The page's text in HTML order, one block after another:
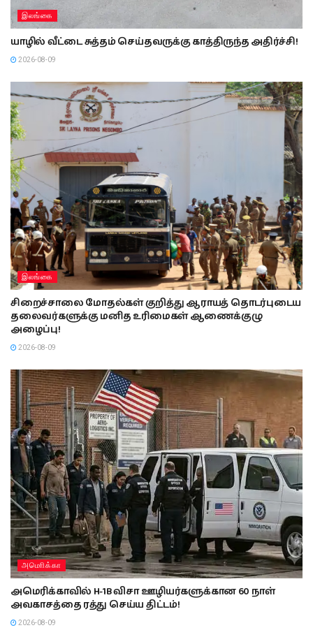
இலங்கை
யாழில் வீட்டை சுத்தம் செய்தவருக்கு காத்திருந்த அதிர்ச்சி!
2026-08-09
இலங்கை
சிறைச்சாலை மோதல்கள் குறித்து ஆராயத் தொடர்புடைய
தலைவர்களுக்கு மனித உரிமைகள் ஆணைக்குழு
அழைப்பு!
2026-08-09
அமொிக்கா
அமெரிக்காவில் H-1B விசா ஊழியர்களுக்கான 60 நாள்
அவகாசத்தை ரத்து செய்ய திட்டம்!
2026-08-09